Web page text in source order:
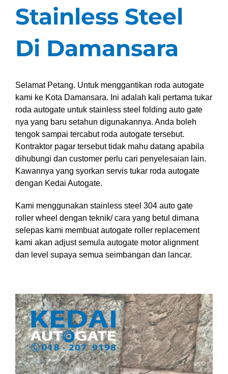
Stainless Steel
Di Damansara
Selamat Petang. Untuk menggantikan roda autogate
kami ke Kota Damansara. Ini adalah kali pertama tukar
roda autogate untuk stainless steel folding auto gate
nya yang baru setahun digunakannya. Anda boleh
tengok sampai tercabut roda autogate tersebut.
Kontraktor pagar tersebut tidak mahu datang apabila
dihubungi dan customer perlu cari penyelesaian lain.
Kawannya yang syorkan servis tukar roda autogate
dengan Kedai Autogate.
Kami menggunakan stainless steel 304 auto gate
roller wheel dengan teknik/ cara yang betul dimana
selepas kami membuat autogate roller replacement
kami akan adjust semula autogate motor alignment
dan level supaya semua seimbangan dan lancar.